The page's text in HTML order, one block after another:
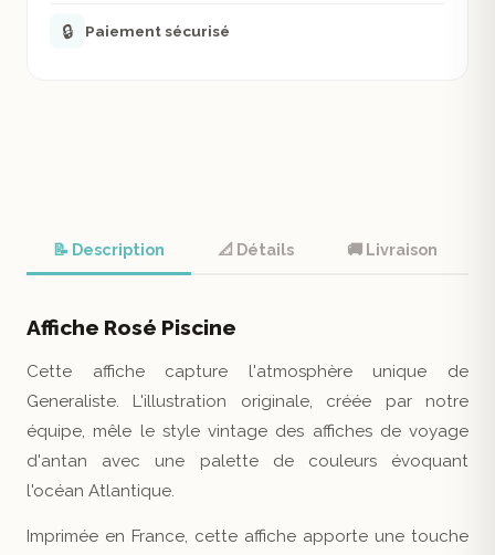
🔒 Paiement sécurisé
📝 Description 📐 Détails 🚚 Livraison
Affiche Rosé Piscine
Cette affiche capture l'atmosphère unique de
Generaliste. L'illustration originale, créée par notre
équipe, mêle le style vintage des affiches de voyage
d'antan avec une palette de couleurs évoquant
l'océan Atlantique.
Imprimée en France, cette affiche apporte une touche